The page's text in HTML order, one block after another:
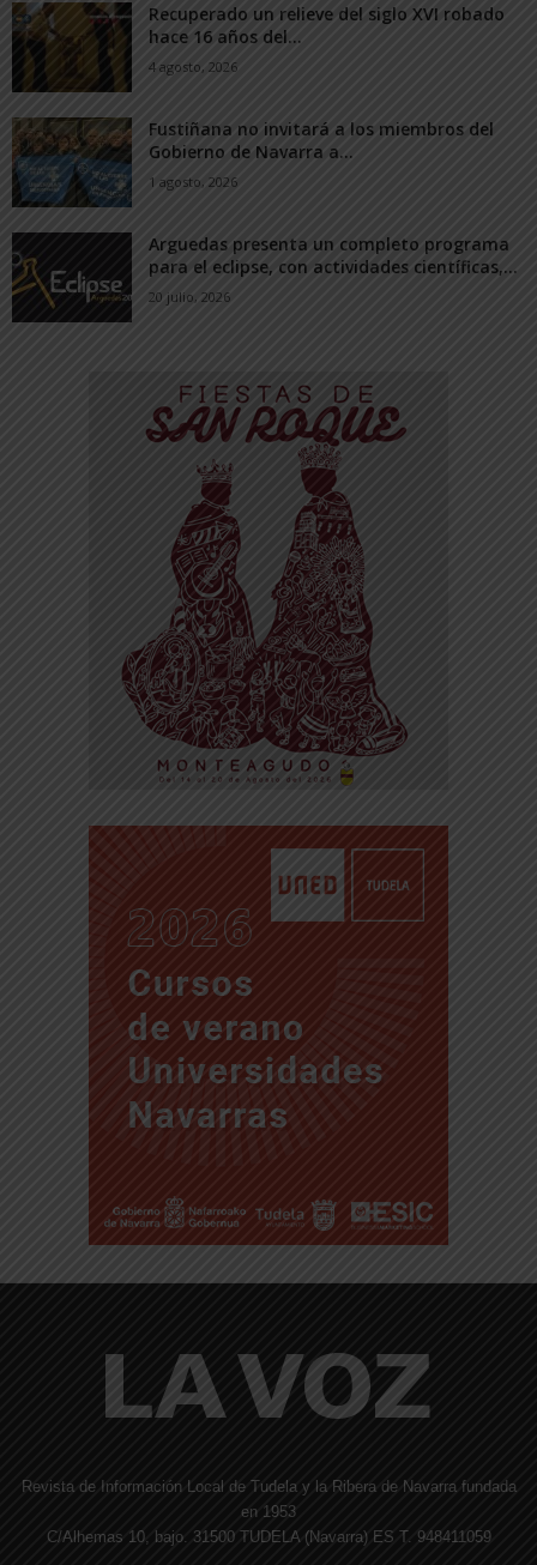
Recuperado un relieve del siglo XVI robado
hace 16 años del...
4 agosto, 2026
Fustiñana no invitará a los miembros del
Gobierno de Navarra a...
1 agosto, 2026
Arguedas presenta un completo programa
para el eclipse, con actividades científicas,...
20 julio, 2026
Revista de Información Local de Tudela y la Ribera de Navarra fundada
en 1953
C/Alhemas 10, bajo. 31500 TUDELA (Navarra) ES T. 948411059